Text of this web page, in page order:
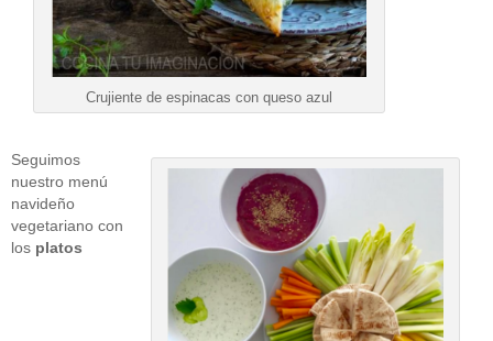
Crujiente de espinacas con queso azul
Seguimos
nuestro menú
navideño
vegetariano con
los platos